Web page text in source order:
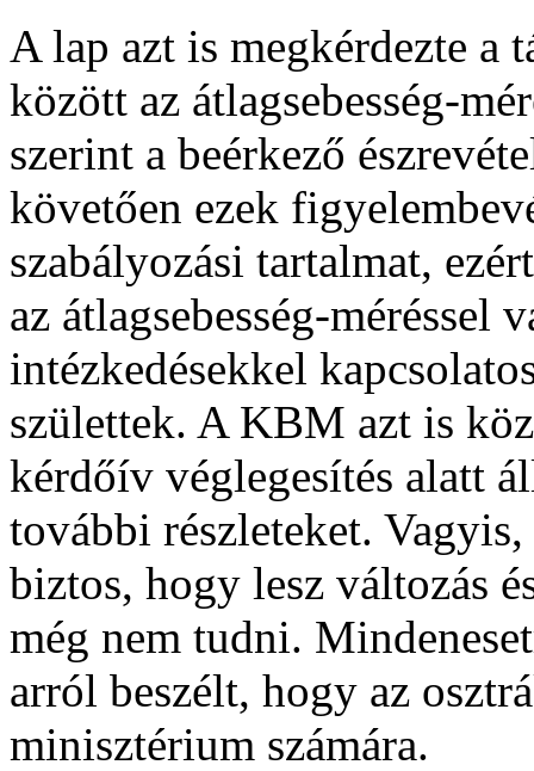
A lap azt is megkérdezte a
között az átlagsebesség-
szerint a beérkező
követően ezek
szabályozási tartalmat,
az átlagsebesség-méréssel
intézkedésekkel
születtek. A KBM azt is
kérdőív véglegesítés alatt
további részleteket.
biztos, hogy lesz változás
még nem tudni.
arról beszélt, hogy az
minisztérium számára.